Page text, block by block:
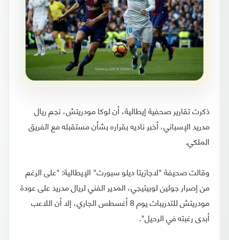
ذكرت تقارير صحفية إيطالية، أن لوكا مودريتش، نجم ريال
مدريد الإسباني، أخبر ناديه بقراره بشأن مستقبله مع الفريق
الملكي.
وقالت صحيفة "لاجازيتا ديلو سبورت" الإيطالية: "على الرغم
من إصرار جولين لوبيتيجي، المدير الفني لريال مدريد على عودة
مودريتش للتدريبات يوم 8 أغسطس الجاري، إلا أن اللاعب
أبدى رغبته في الرحيل".